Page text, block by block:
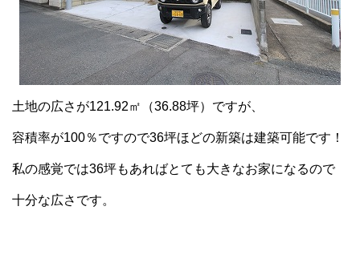
土地の広さが121.92㎡（36.88坪）ですが、
容積率が100％ですので36坪ほどの新築は建築可能です！
私の感覚では36坪もあればとても大きなお家になるので
十分な広さです。